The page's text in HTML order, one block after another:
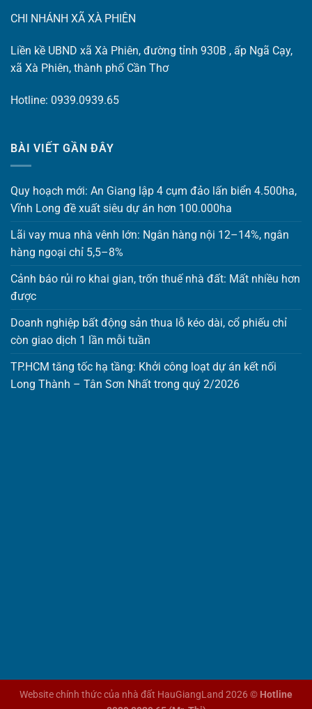
CHI NHÁNH XÃ XÀ PHIÊN
Liền kề UBND xã Xà Phiên, đường tỉnh 930B , ấp Ngã Cạy,
xã Xà Phiên, thành phố Cần Thơ
Hotline: 0939.0939.65
BÀI VIẾT GẦN ĐÂY
Quy hoạch mới: An Giang lập 4 cụm đảo lấn biển 4.500ha,
Vĩnh Long đề xuất siêu dự án hơn 100.000ha
Lãi vay mua nhà vênh lớn: Ngân hàng nội 12–14%, ngân
hàng ngoại chỉ 5,5–8%
Cảnh báo rủi ro khai gian, trốn thuế nhà đất: Mất nhiều hơn
được
Doanh nghiệp bất động sản thua lỗ kéo dài, cổ phiếu chỉ
còn giao dịch 1 lần mỗi tuần
TP.HCM tăng tốc hạ tầng: Khởi công loạt dự án kết nối
Long Thành – Tân Sơn Nhất trong quý 2/2026
Website chính thức của nhà đất HauGiangLand 2026 © Hotline